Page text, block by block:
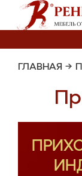
ГЛАВНАЯ →